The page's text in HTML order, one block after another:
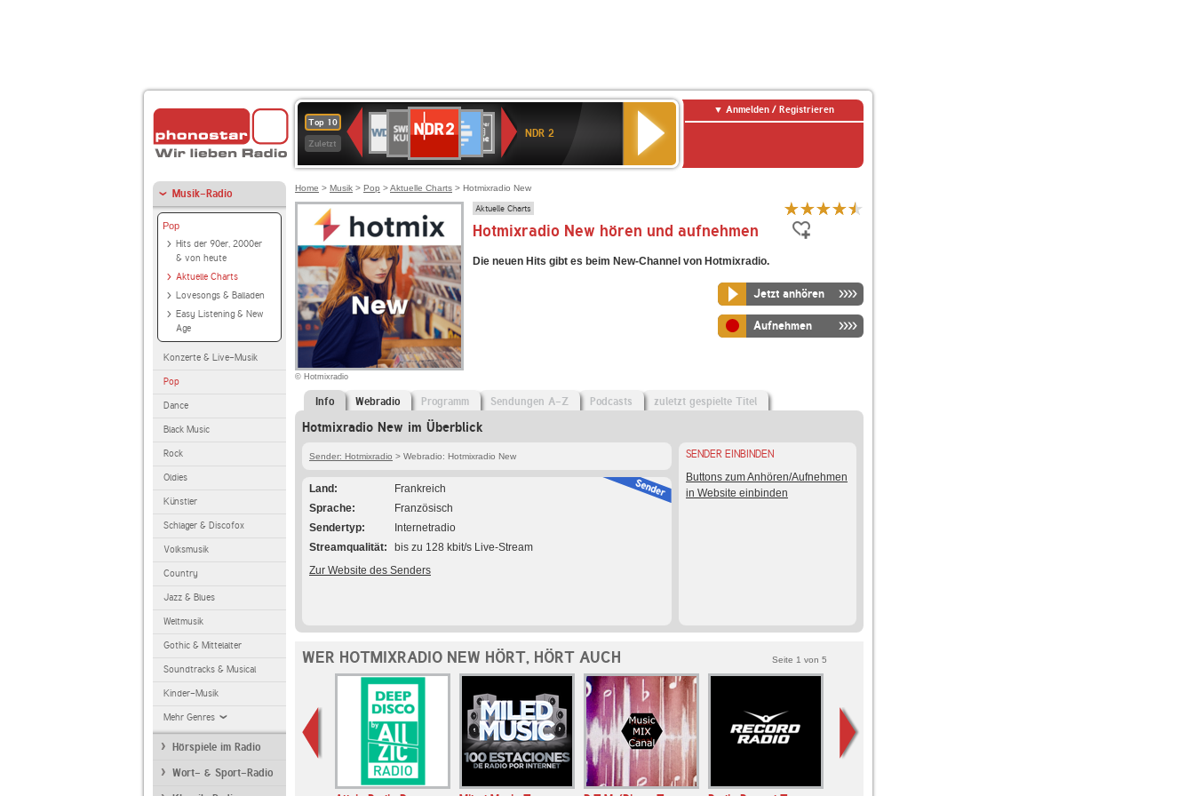
Top 10
Zuletzt
Deutschlandfunk
80er
90er
OLDIE
ANTENNE
SWR3
WDR
4
BR-
KLASSIK
Deutschlandfunk
Kultur
ANTENNE
BAYERN
2
Kultur
2
NDR 2
Anmelden / Registrieren
Musik-Radio
Pop
Hits der 90er, 2000er
& von heute
Aktuelle Charts
Lovesongs & Balladen
Easy Listening & New
Age
Konzerte & Live-Musik
Pop
Dance
Black Music
Rock
Oldies
Künstler
Schlager & Discofox
Volksmusik
Country
Jazz & Blues
Weltmusik
Gothic & Mittelalter
Soundtracks & Musical
Kinder-Musik
Mehr Genres
Hörspiele im Radio
Wort- & Sport-Radio
Home > Musik > Pop >Aktuelle Charts > Hotmixradio New
© Hotmixradio
Aktuelle Charts
Hotmixradio New hören und aufnehmen
Die neuen Hits gibt es beim New-Channel von Hotmixradio.
Jetzt anhören
Aufnehmen
Info Webradio Programm Sendungen A-Z Podcasts zuletzt gespielte Titel
Hotmixradio New im Überblick
Sender: Hotmixradio > Webradio: Hotmixradio New
Land
Frankreich
Sprache
Französisch
Sendertyp
Internetradio
Streamqualität
bis zu 128 kbit/s Live-Stream
Zur Website des Senders
SENDER EINBINDEN
Buttons zum Anhören/Aufnehmen
in Website einbinden
WER HOTMIXRADIO NEW HÖRT, HÖRT AUCH Seite 1 von 5